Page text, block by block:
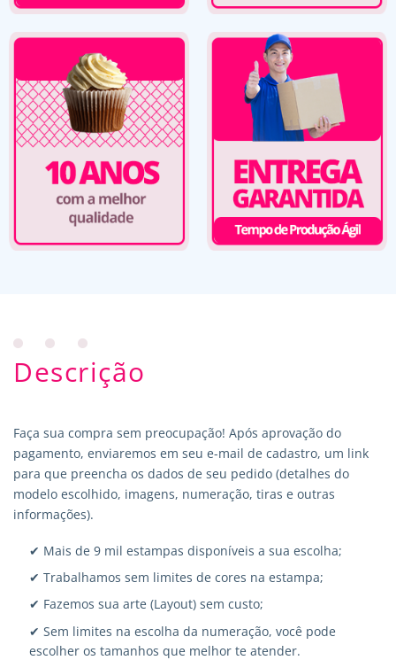
Descrição
Faça sua compra sem preocupação! Após aprovação do
pagamento, enviaremos em seu e-mail de cadastro, um link
para que preencha os dados de seu pedido (detalhes do
modelo escolhido, imagens, numeração, tiras e outras
informações).
✔ Mais de 9 mil estampas disponíveis a sua escolha;
✔ Trabalhamos sem limites de cores na estampa;
✔ Fazemos sua arte (Layout) sem custo;
✔ Sem limites na escolha da numeração, você pode
escolher os tamanhos que melhor te atender.